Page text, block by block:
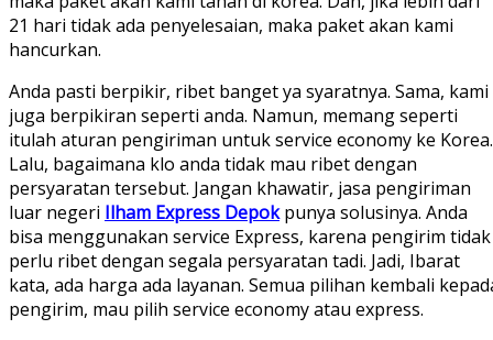
21 hari tidak ada penyelesaian, maka paket akan kami
hancurkan.
Anda pasti berpikir, ribet banget ya syaratnya. Sama, kami
juga berpikiran seperti anda. Namun, memang seperti
itulah aturan pengiriman untuk service economy ke Korea.
Lalu, bagaimana klo anda tidak mau ribet dengan
persyaratan tersebut. Jangan khawatir, jasa pengiriman
luar negeri Ilham Express Depokpunya solusinya. Anda
bisa menggunakan service Express, karena pengirim tidak
perlu ribet dengan segala persyaratan tadi. Jadi, Ibarat
kata, ada harga ada layanan. Semua pilihan kembali
pengirim, mau pilih service economy atau express.